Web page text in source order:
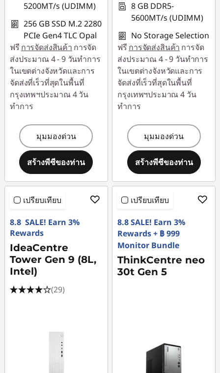
5200MT/s (UDIMM)
256 GB SSD M.2 2280
PCIe Gen4 TLC Opal
ฟรี การจัดส่งสินค้า การจัด
ส่งประมาณ 4 - 9 วันทำการ
ในเขตต่างจังหวัดและการ
จัดส่งที่เร็วที่สุดในพื้นที่
กรุงเทพฯประมาณ 4 วัน
ทำการ
มุมมองด่วน
สร้างพีซีของท่าน
8 GB DDR5-
5600MT/s (UDIMM)
No Storage Selection
ฟรี การจัดส่งสินค้า การจัด
ส่งประมาณ 4 - 9 วันทำการ
ในเขตต่างจังหวัดและการ
จัดส่งที่เร็วที่สุดในพื้นที่
กรุงเทพฯประมาณ 4 วัน
ทำการ
มุมมองด่วน
สร้างพีซีของท่าน
เปรียบเทียบ
8.8 SALE! Earn 3%
Rewards
IdeaCentre
Tower Gen 9 (8L,
Intel)
(29)
เปรียบเทียบ
8.8 SALE! Earn 3%
Rewards + ฿ 999
Monitor Bundle
ThinkCentre neo
30t Gen 5